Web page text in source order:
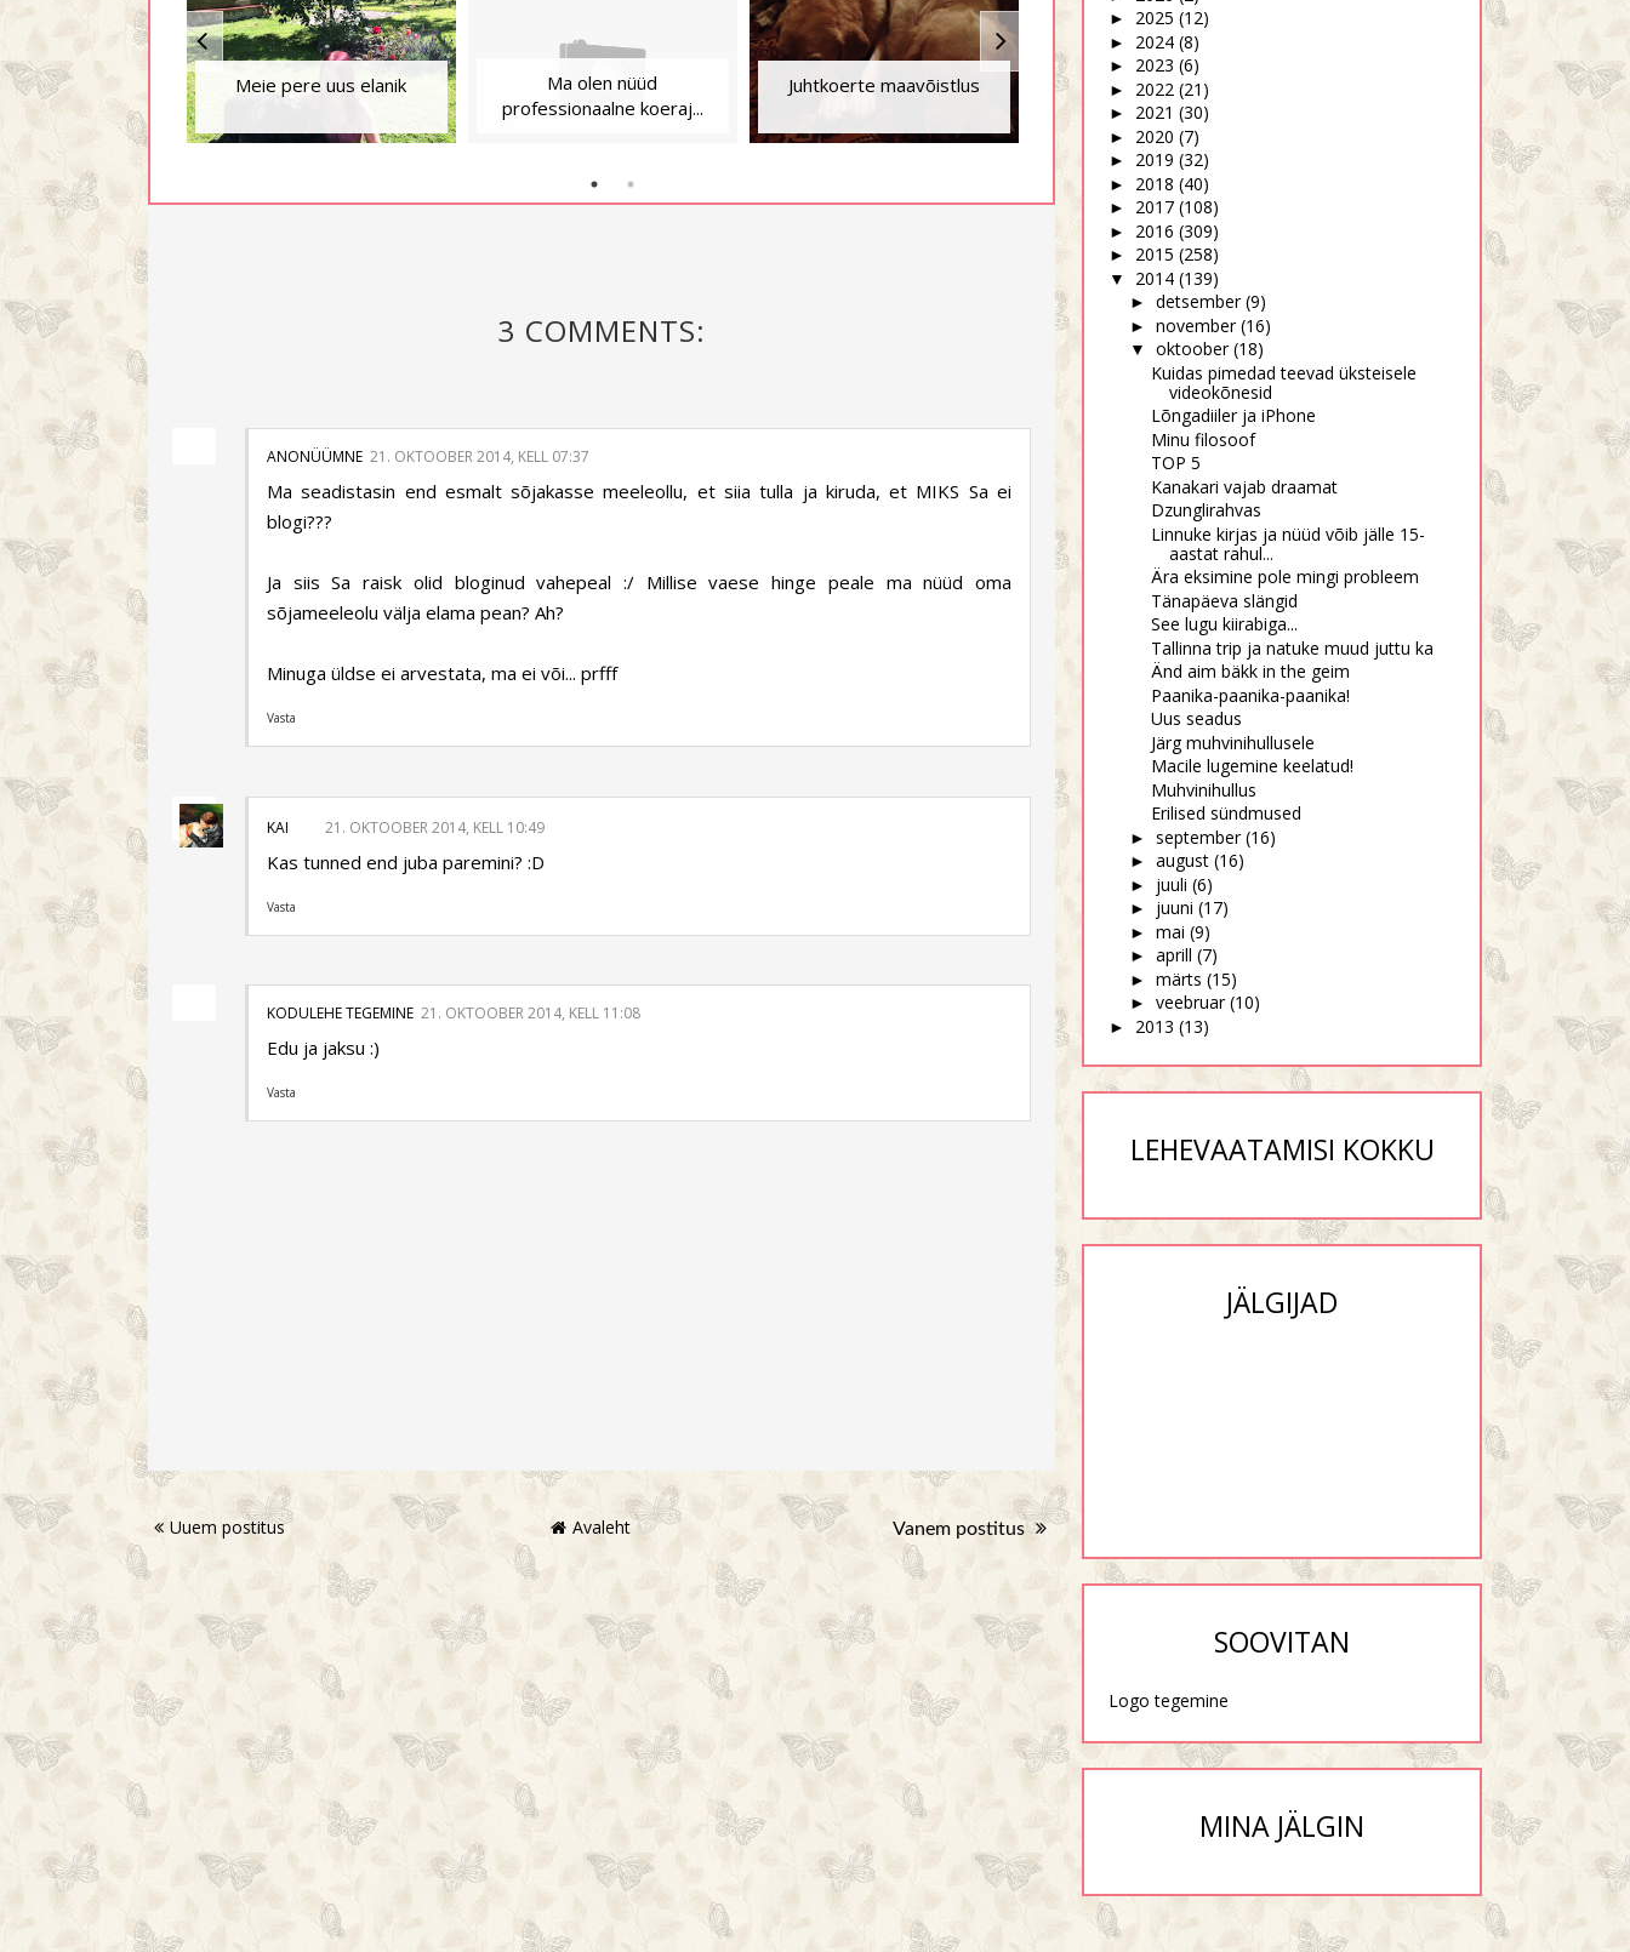
Meie pere uus elanik
Ma olen nüüd
professionaalne koeraj...
Juhtkoerte maavõistlus
Kui häbi ja piinlikus taovad
jalaga...
3 COMMENTS:
ANONÜÜMNE 21. OKTOOBER 2014, KELL 07:37
Ma seadistasin end esmalt sõjakasse meeleollu, et siia tulla ja kiruda, et MIKS Sa ei
blogi???
Ja siis Sa raisk olid bloginud vahepeal :/ Millise vaese hinge peale ma nüüd oma
sõjameeleolu välja elama pean? Ah?
Minuga üldse ei arvestata, ma ei või... prfff
Vasta
KAI 21. OKTOOBER 2014, KELL 10:49
Kas tunned end juba paremini? :D
Vasta
KODULEHE TEGEMINE 21. OKTOOBER 2014, KELL 11:08
Edu ja jaksu :)
Vasta
Uuem postitus Vanem postitus
Avaleht
► 2025 (12)
► 2024 (8)
► 2023 (6)
► 2022 (21)
► 2021 (30)
► 2020 (7)
► 2019 (32)
► 2018 (40)
► 2017 (108)
► 2016 (309)
► 2015 (258)
▼ 2014 (139)
► detsember (9)
► november (16)
▼ oktoober (18)
Kuidas pimedad teevad üksteisele
videokõnesid
Lõngadiiler ja iPhone
Minu filosoof
TOP 5
Kanakari vajab draamat
Dzunglirahvas
Linnuke kirjas ja nüüd võib jälle 15-
aastat rahul...
Ära eksimine pole mingi probleem
Tänapäeva slängid
See lugu kiirabiga...
Tallinna trip ja natuke muud juttu ka
Änd aim bäkk in the geim
Paanika-paanika-paanika!
Uus seadus
Järg muhvinihullusele
Macile lugemine keelatud!
Muhvinihullus
Erilised sündmused
► september (16)
► august (16)
► juuli (6)
► juuni (17)
► mai (9)
► aprill (7)
► märts (15)
► veebruar (10)
► 2013 (13)
LEHEVAATAMISI KOKKU
JÄLGIJAD
SOOVITAN
Logo tegemine
MINA JÄLGIN